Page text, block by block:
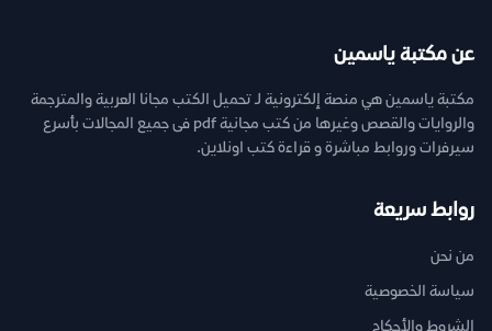
عن مكتبة ياسمين
مكتبة ياسمين هي منصة إلكترونية لـ تحميل الكتب مجانا العربية والمترجمة
والروايات والقصص وغيرها من كتب مجانية pdf فى جميع المجالات بأسرع
سيرفرات وروابط مباشرة و قراءة كتب اونلاين.
روابط سريعة
من نحن
سياسة الخصوصية
الشروط والأحكام